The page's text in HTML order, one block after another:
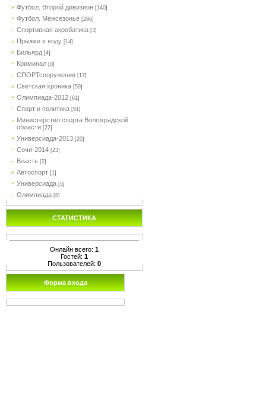
Футбол. Второй дивизион [140]
Футбол. Межсезонье [286]
Спортивная акробатика [3]
Прыжки в воду [14]
Бильярд [4]
Криминал [0]
СПОРТсооружения [17]
Светская хроника [59]
Олимпиада-2012 [61]
Спорт и политика [51]
Министерство спорта Волгоградской
области [22]
Универсиада-2013 [20]
Сочи-2014 [23]
Власть [2]
Автоспорт [1]
Универсиада [5]
Олимпиада [8]
СТАТИСТИКА
Онлайн всего: 1
Гостей: 1
Пользователей: 0
Форма входа